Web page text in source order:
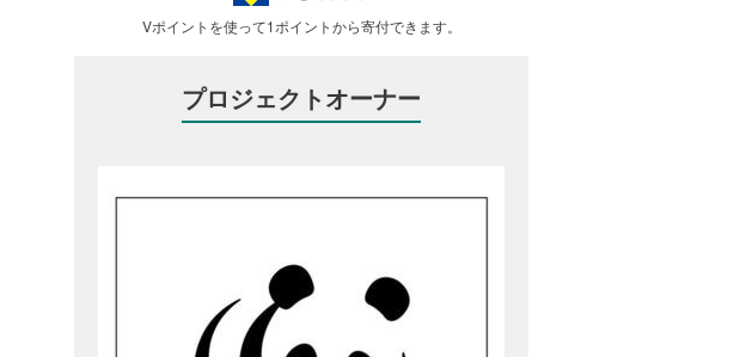
Vポイントを使って1ポイントから寄付できます。
プロジェクトオーナー